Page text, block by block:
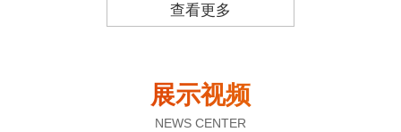
查看更多
展示视频
NEWS CENTER